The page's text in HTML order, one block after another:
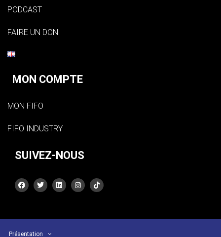
PODCAST
FAIRE UN DON
MON COMPTE
MON FIFO
FIFO INDUSTRY
SUIVEZ-NOUS
Présentation